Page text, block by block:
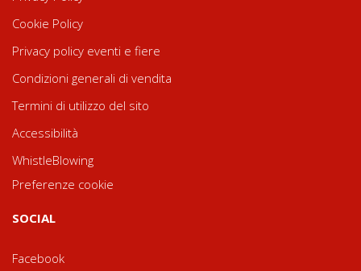
Cookie Policy
Privacy policy eventi e fiere
Condizioni generali di vendita
Termini di utilizzo del sito
Accessibilità
WhistleBlowing
Preferenze cookie
SOCIAL
Facebook